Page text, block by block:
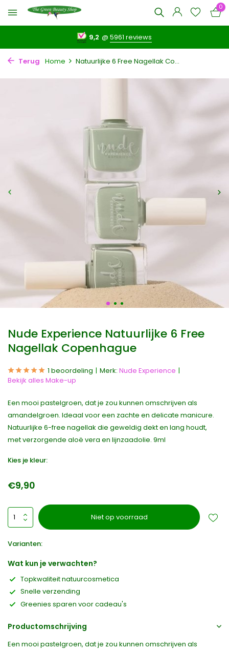
0
9,2 @5961 reviews
Terug Home Natuurlijke 6 Free Nagellak Co...
Nude Experience Natuurlijke 6 Free
Nagellak Copenhague
1 beoordeling Merk: Nude Experience
Bekijk alles Make-up
Een mooi pastelgroen, dat je zou kunnen omschrijven als
amandelgroen. Ideaal voor een zachte en delicate manicure.
Natuurlijke 6-free nagellak die geweldig dekt en lang houdt,
met verzorgende aloë vera en lijnzaadolie. 9ml
Kies je kleur:
€9,90
Niet op voorraad
Varianten:
Wat kun je verwachten?
Topkwaliteit natuurcosmetica
Snelle verzending
Greenies sparen voor cadeau's
Productomschrijving
Een mooi pastelgroen, dat je zou kunnen omschrijven als